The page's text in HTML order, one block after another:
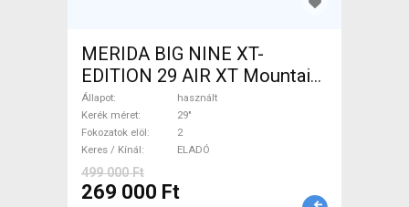
MERIDA BIG NINE XT-
EDITION 29 AIR XT Mountain
Bike 29" elöl teleszkópos
használt ELADÓ
Állapot
használt
Kerék méret
29"
Fokozatok elöl
2
Keres / Kínál
ELADÓ
499 000 Ft
269 000 Ft